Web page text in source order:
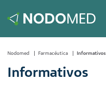
Nodomed Farmacéutica Informativos
Informativos